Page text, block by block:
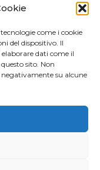
come i cookie
del dispositivo. Il
dati come il
sito. Non
su alcune